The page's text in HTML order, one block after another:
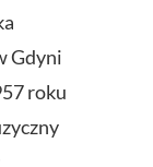
Gdyni
roku